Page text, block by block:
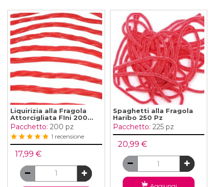
Liquirizia alla Fragola
Attorcigliata FIni 200...
Pacchetto: 200 pz
1 recensione
17,99 €
Spaghetti alla Fragola
Haribo 250 Pz
Pacchetto: 225 pz
20,99 €